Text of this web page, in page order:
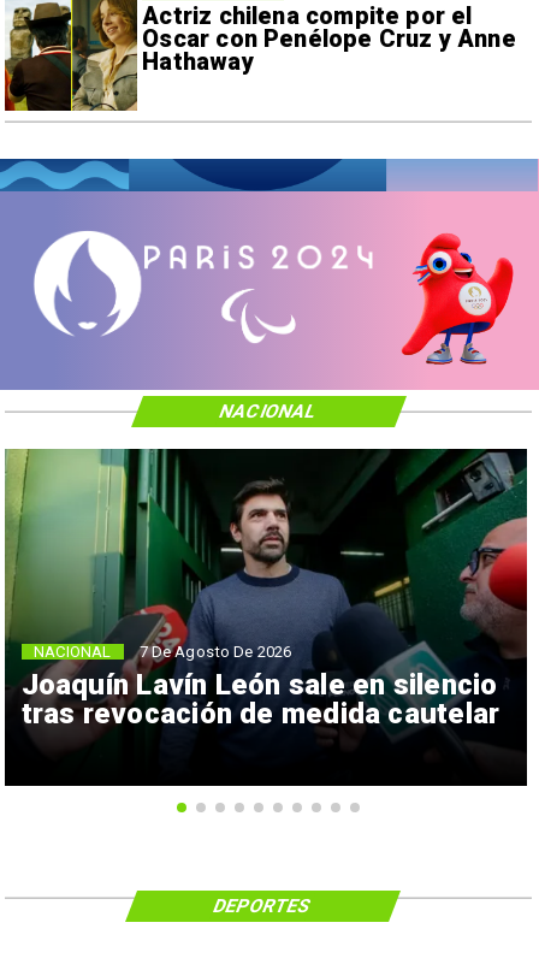
Actriz chilena compite por el
Oscar con Penélope Cruz y Anne
Hathaway
Joaquín Lavín León sale en silencio
tras revocación de medida cautelar
NACIONAL 7 De Agosto De 2026
NACIONAL
DEPORTES